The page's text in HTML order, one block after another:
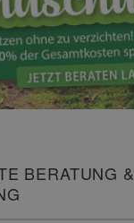
BERATUNG &